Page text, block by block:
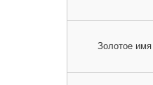
Золотое имя